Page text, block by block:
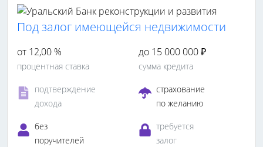
Под залог имеющейся недвижимости
от 12,00 %
процентная ставка
до 15 000 000 ₽
сумма кредита
подтверждение
дохода
страхование
по желанию
без
поручителей
требуется
залог